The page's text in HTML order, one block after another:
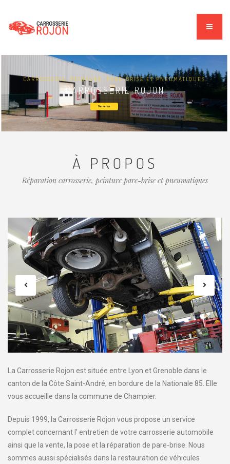
CARROSSERIE, PEINTURE, PARE-BRISE ET PNEUMATIQUES.
CARROSSERIE ROJON
Bienvenue
À PROPOS
Réparation carrosserie, peinture pare-brise et pneumatiques
La Carrosserie Rojon est située entre Lyon et Grenoble dans le
canton de la Côte Saint-André, en bordure de la Nationale 85. Elle
vous accueille dans la commune de Champier.
Depuis 1999, la Carrosserie Rojon vous propose un service
complet concernant l' entretien de votre carrosserie automobile
ainsi que la vente, la pose et la réparation de pare-brise. Nous
sommes aussi spécialisés dans la restauration de véhicules